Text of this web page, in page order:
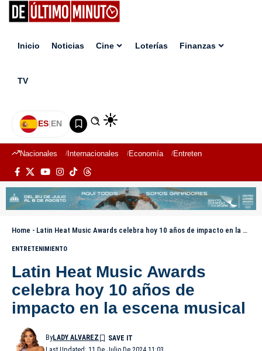
Inicio Noticias Cine Loterías Finanzas
TV
ES|EN
Nacionales Internacionales Economía Entretenimiento
Home - Latin Heat Music Awards celebra hoy 10 años de impacto en la escena musical
ENTRETENIMIENTO
Latin Heat Music Awards
celebra hoy 10 años de
impacto en la escena musical
ByLADY ALVAREZ